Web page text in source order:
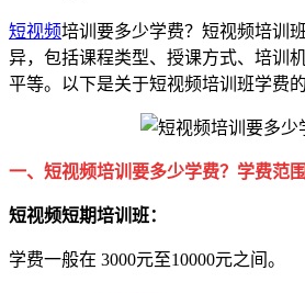
短视频培训要多少学费？短视频培训
异，包括课程类型、授课方式、培训
平等。以下是关于短视频培训班学费
一、短视频培训要多少学费？学费范围
短视频短期培训班：
学费一般在 3000元至10000元之间。